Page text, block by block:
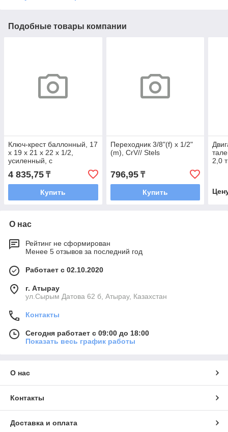
Подобные товары компании
Ключ-крест баллонный, 17
х 19 х 21 х 22 х 1/2,
усиленный, с
Stels
4 835,75 ₸
Купить
Переходник 3/8"(f) х 1/2"
(m), CrV// Stels
796,95₸
Купить
2,0
О нас
Рейтинг не сформирован
Менее 5 отзывов за последний год
Работает с 02.10.2020
г. Атырау
ул.Сырым Датова 62 б, Атырау, Казахстан
Контакты
Сегодня работает с 09:00 до 18:00
Показать весь график работы
О нас
Контакты
Доставка и оплата